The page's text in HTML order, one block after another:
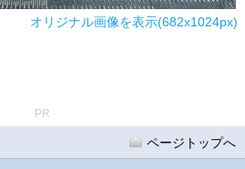
オリジナル画像を表示(682x1024px)
PR
ページトップへ